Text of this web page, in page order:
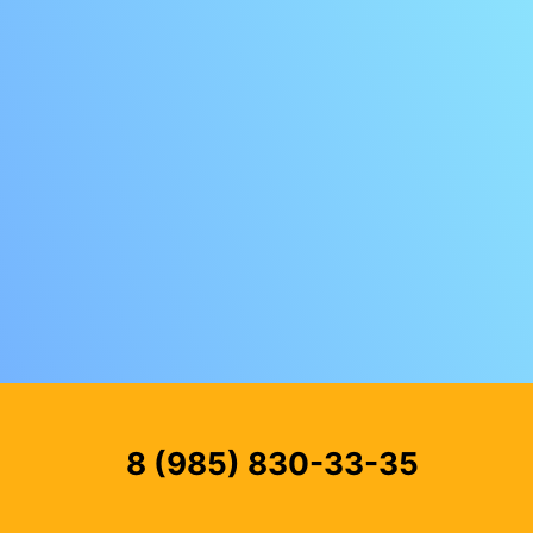
8 (985) 830-33-35